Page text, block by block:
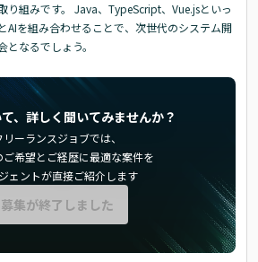
り組みです。 Java、TypeScript、Vue.jsといっ
AIを組み合わせることで、次世代のシステム開
なるでしょう。
、詳しく聞いてみませんか？
リーランスジョブでは、
ご希望とご経歴に最適な案件を
ェントが直接ご紹介します
募集が終了しました